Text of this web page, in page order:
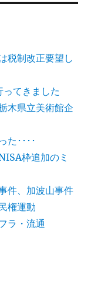
税制改正要望し
てきました
木県立美術館企
た････
枠追加のミ
件、加波山事件
権運動
ラ・流通